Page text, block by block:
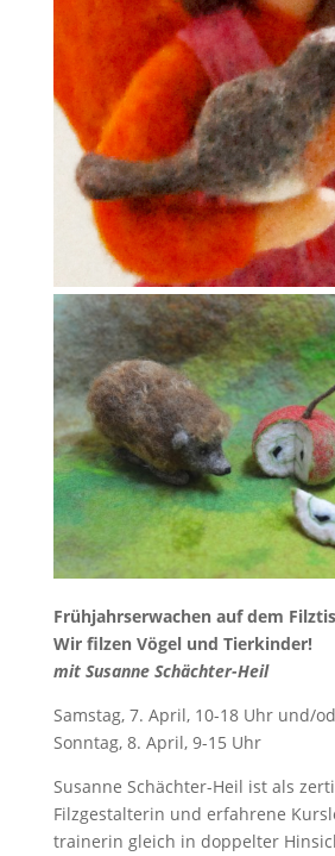
Frühjahrserwachen auf dem
Wir filzen Vögel und Tierkinder!
mit Susanne Schächter-Heil
Samstag, 7. April, 10-18 Uhr und/
Sonntag, 8. April, 9-15 Uhr
Susanne Schächter-Heil ist als
Filzgestalterin und erfahrene
trainerin gleich in doppelter